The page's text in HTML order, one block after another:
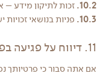
10.2. זכות לתיקון מידע –
10.3. פניות בנושאי
11. דיווח על פגיעה בפרטיות
אם אתה סבור כי פרטיותך